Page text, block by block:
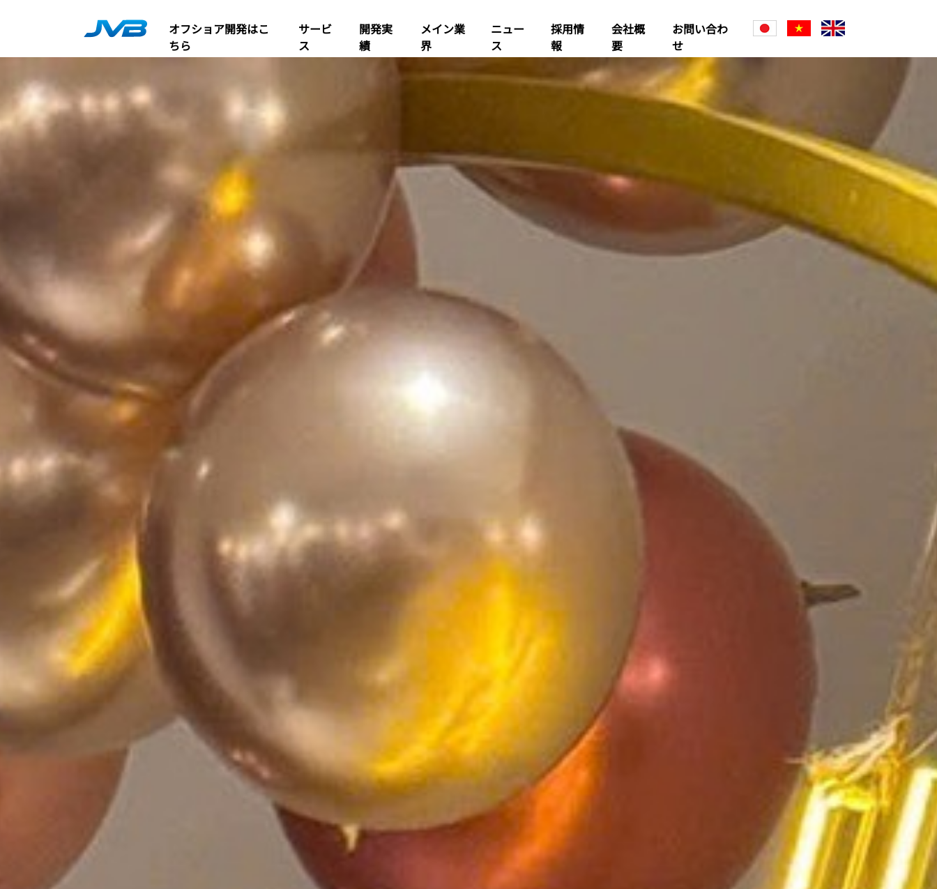
オフショア開発はこ
ちら
サービ
ス
開発実
績
メイン業
界
ニュー
ス
採用情
報
会社概
要
お問い合わ
せ